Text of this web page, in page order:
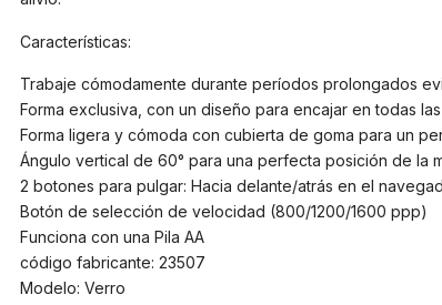
Características:
Trabaje cómodamente durante períodos prolongados
Forma exclusiva, con un diseño para encajar en todas
Forma ligera y cómoda con cubierta de goma para un
Ángulo vertical de 60° para una perfecta posición de la
2 botones para pulgar: Hacia delante/atrás en el
Botón de selección de velocidad (800/1200/1600 ppp)
Funciona con una Pila AA
código fabricante: 23507
Modelo: Verro